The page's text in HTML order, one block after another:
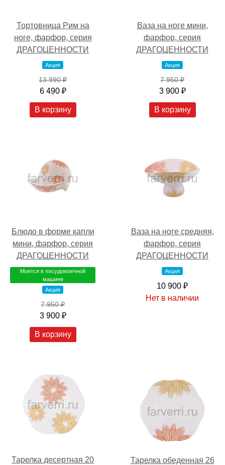
Тортовница Рим на
ноге, фарфор, серия
ДРАГОЦЕННОСТИ
Акция
13 990 ₽
6 490 ₽
В корзину
Ваза на ноге мини,
фарфор, серия
ДРАГОЦЕННОСТИ
Акция
7 950 ₽
3 900 ₽
В корзину
Блюдо в форме капли
мини, фарфор, серия
ДРАГОЦЕННОСТИ
Моется в посудомоечной
машине
Акция
7 950 ₽
3 900 ₽
В корзину
Ваза на ноге средняя,
фарфор, серия
ДРАГОЦЕННОСТИ
Акция
10 900 ₽
Нет в наличии
Тарелка десертная 20
Тарелка обеденная 26